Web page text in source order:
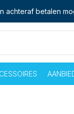
achteraf betalen